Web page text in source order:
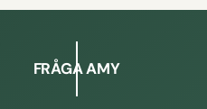
FRÅGA AMY